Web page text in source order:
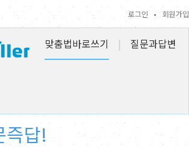
로그인 • 회원가입
맞춤법바로쓰기 | 질문과답변
즉답!